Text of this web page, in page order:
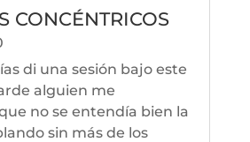
CONCÉNTRICOS
di una sesión bajo este
alguien me
no se entendía bien la
sin más de los